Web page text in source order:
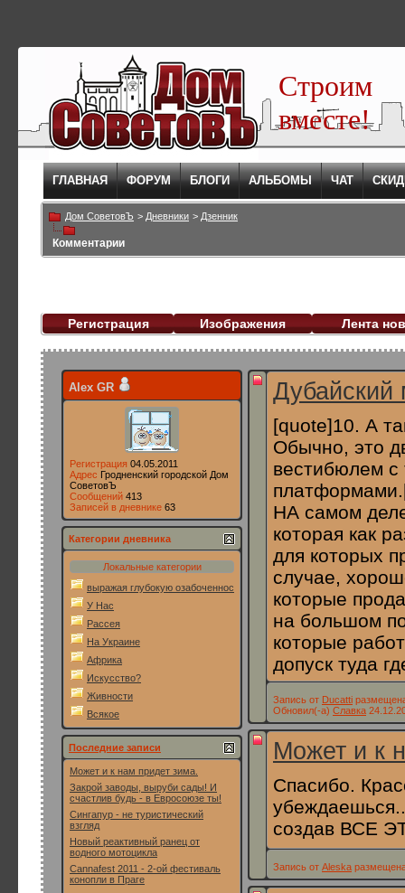
Строим
вместе!
ГЛАВНАЯ ФОРУМ БЛОГИ АЛЬБОМЫ ЧАТ
Дом СоветовЪ > Дневники > Дзенник
Комментарии
Регистрация Изображения Лента
Дубайский
[quote]10. А
Обычно, это
вестибюлем с
НА самом
которая как
для которых
случае,
которые
на большом
которые
допуск туда
Запись от Ducatti
Обновил(-а) Славка
Может и к
Спасибо.
создав ВСЕ
Запись от Aleska
Alex GR
Регистрация 04.05.2011
Адрес Гродненский городской Дом
СоветовЪ
Сообщений 413
Записей в дневнике 63
Категории дневника
Локальные категории
выражая глубокую озабоченность
У Нас
Рассея
На Украине
Африка
Искусство?
Живности
Всякое
Последние записи
Может и к нам придет зима.
Закрой заводы, выруби сады! И
счастлив будь - в Евросоюзе ты!
Сингапур - не туристический
взгляд
Новый реактивный ранец от
водного мотоцикла
Cannafest 2011 - 2-ой фестиваль
конопли в Праге